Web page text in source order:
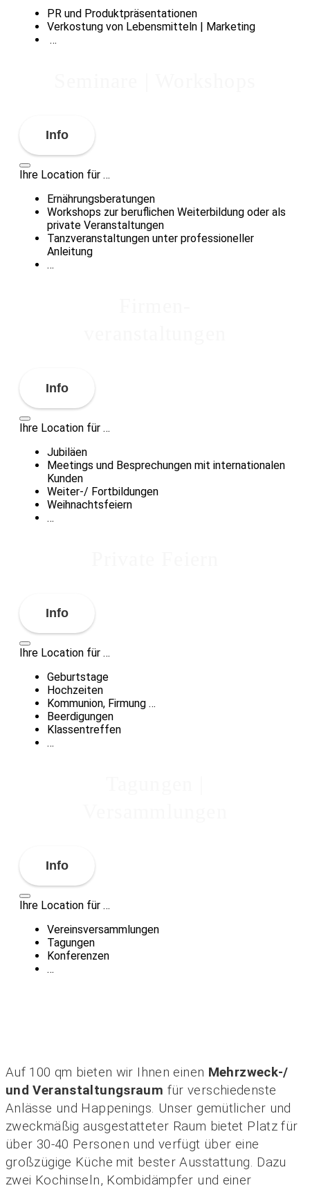
PR und Produktpräsentationen
Verkostung von Lebensmitteln | Marketing
…
Info
Ihre Location für …
Ernährungsberatungen
Workshops zur beruflichen Weiterbildung oder als
private Veranstaltungen
Tanzveranstaltungen unter professioneller
Anleitung
…
Info
Ihre Location für …
Jubiläen
Meetings und Besprechungen mit internationalen
Kunden
Weiter-/ Fortbildungen
Weihnachtsfeiern
…
Info
Ihre Location für …
Geburtstage
Hochzeiten
Kommunion, Firmung …
Beerdigungen
Klassentreffen
…
Info
Ihre Location für …
Vereinsversammlungen
Tagungen
Konferenzen
…
Auf 100 qm bieten wir Ihnen einen Mehrzweck-/
und Veranstaltungsraum für verschiedenste
Anlässe und Happenings. Unser gemütlicher und
zweckmäßig ausgestatteter Raum bietet Platz für
über 30-40 Personen und verfügt über eine
großzügige Küche mit bester Ausstattung. Dazu
zwei Kochinseln, Kombidämpfer und einer